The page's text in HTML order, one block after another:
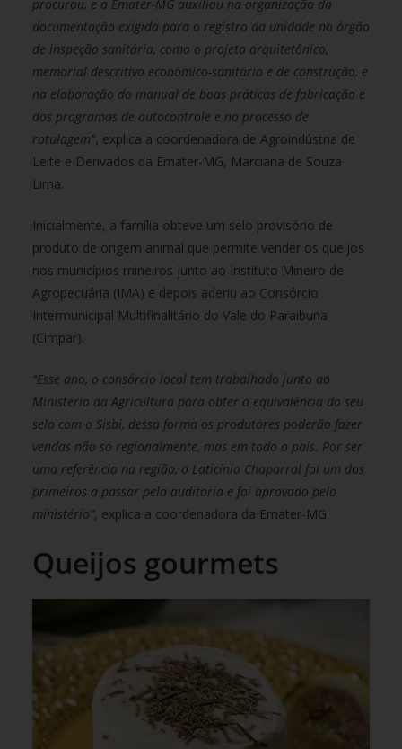
procurou, e a Emater-MG auxiliou na organização da
documentação exigida para o registro da unidade no órgão
de inspeção sanitária, como o projeto arquitetônico,
memorial descritivo econômico-sanitário e de construção, e
na elaboração do manual de boas práticas de fabricação e
dos programas de autocontrole e no processo de
rotulagem”, explica a coordenadora de Agroindústria de
Leite e Derivados da Emater-MG, Marciana de Souza
Lima.
Inicialmente, a família obteve um selo provisório de
produto de origem animal que permite vender os queijos
nos municípios mineiros junto ao Instituto Mineiro de
Agropecuária (IMA) e depois aderiu ao Consórcio
Intermunicipal Multifinalitário do Vale do Paraibuna
(Cimpar).
“Esse ano, o consórcio local tem trabalhado junto ao
Ministério da Agricultura para obter a equivalência do seu
selo com o Sisbi, dessa forma os produtores poderão fazer
vendas não só regionalmente, mas em todo o país. Por ser
uma referência na região, o Laticínio Chaparral foi um dos
primeiros a passar pela auditoria e foi aprovado pelo
ministério”, explica a coordenadora da Emater-MG.
Queijos gourmets